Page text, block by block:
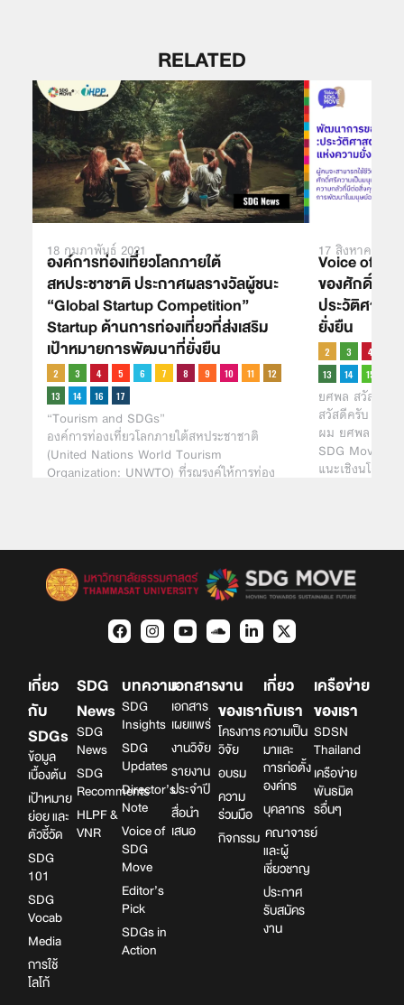
RELATED
18 กุมภาพันธ์ 2021
องค์การท่องเที่ยวโลกภายใต้
สหประชาชาติ ประกาศผลรางวัลผู้ชนะ
“Global Startup Competition”
Startup ด้านการท่องเที่ยวที่ส่งเสริม
เป้าหมายการพัฒนาที่ยั่งยืน
“Tourism and SDGs”
องค์การท่องเที่ยวโลกภายใต้สหประชาชาติ
(United Nations World Tourism
Organization: UNWTO) ที่รณรงค์ให้การท่อง
17 สิงหาคม
Voice of
ของศักดิ์ศรี
ประวัติศาสต
ยั่งยืน
ยศพล สวัสดี
สวัสดีครับ
ผม ยศพล สวัส
SDG Move ซึ่ง
แนะเชิงนโยบา
เกี่ยว
กับ
SDGs
ข้อมูล
เบื้องต้น
เป้าหมาย
ย่อย และ
ตัวชี้วัด
SDG
101
SDG
Vocab
Media
การใช้
โลโก้
SDG
News
SDG
News
SDG
Recomments
HLPF &
VNR
บทความ
SDG
Insights
SDG
Updates
Director’s
Note
Voice of
SDG
Move
Editor’s
Pick
SDGs in
Action
เอกสาร
เอกสาร
เผยแพร่
งานวิจัย
รายงาน
ประจำปี
สื่อนำ
เสนอ
งาน
ของเรา
โครงการ
วิจัย
อบรม
ความ
ร่วมมือ
กิจกรรม
เกี่ยว
กับเรา
ความเป็น
มาและ
การก่อตั้ง
องค์กร
บุคลากร
คณาจารย์
และผู้
เชี่ยวชาญ
ประกาศ
รับสมัคร
งาน
เครือข่าย
ของเรา
SDSN
Thailand
เครือข่าย
พันธมิต
รอื่นๆ